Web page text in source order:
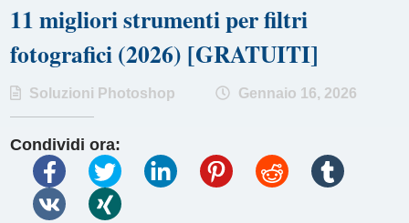
11 migliori strumenti per filtri
fotografici (2026) [GRATUITI]
Soluzioni Photoshop Gennaio 16, 2026
Condividi ora: